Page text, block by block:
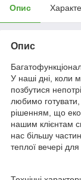
Опис
Опис
У наші дні, коли
позбутися
любимо
рішенням, що
нашим клієнтам
нас більшу
теплої вечері для